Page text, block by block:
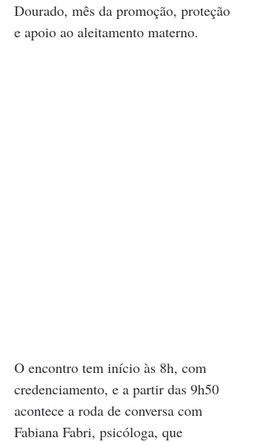
Dourado, mês da promoção, proteção
e apoio ao aleitamento materno.
O encontro tem início às 8h, com
credenciamento, e a partir das 9h50
acontece a roda de conversa com
Fabiana Fabri, psicóloga, que